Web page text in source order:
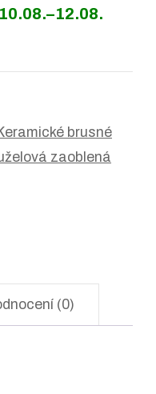
10.08.–12.08.
brusné
zaoblená
(0)